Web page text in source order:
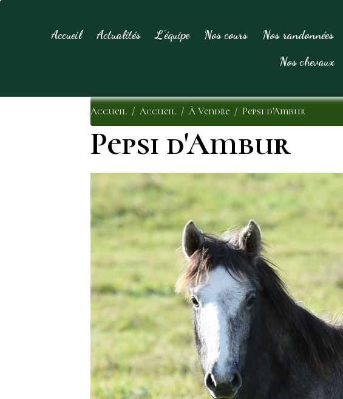
Accueil Actualités L'équipe Nos cours
Nos randonnées
Nos chevaux
Accueil Accueil À Vendre Pepsi d'Ambur
Pepsi d'Ambur